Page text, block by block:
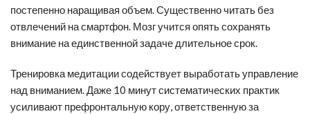
постепенно наращивая объем. Существенно читать без
отвлечений на смартфон. Мозг учится опять сохранять
внимание на единственной задаче длительное срок.
Тренировка медитации содействует выработать управление
над вниманием. Даже 10 минут систематических практик
усиливают префронтальную кору, ответственную за